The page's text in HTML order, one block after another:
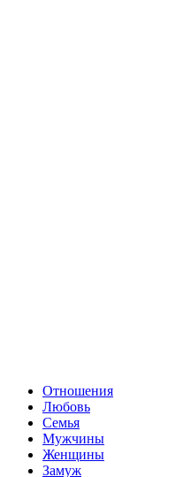
Отношения
Любовь
Семья
Мужчины
Женщины
Замуж